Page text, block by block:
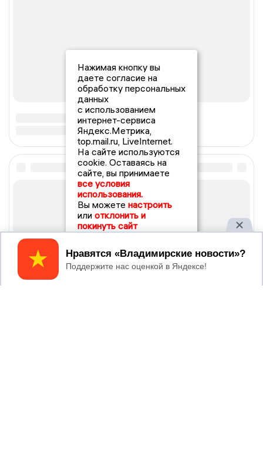
Нажимая кнопку вы
даете согласие на
обработку персональных
данных
с использованием
интернет-сервиса
Яндекс.Метрика,
top.mail.ru, LiveInternet.
На сайте используются
cookie. Оставаясь на
сайте, вы принимаете
все условия
использования.
Вы можете настроить
или отклонить и
покинуть сайт
Принять